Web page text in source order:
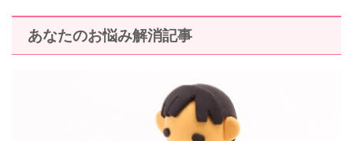
あなたのお悩み解消記事